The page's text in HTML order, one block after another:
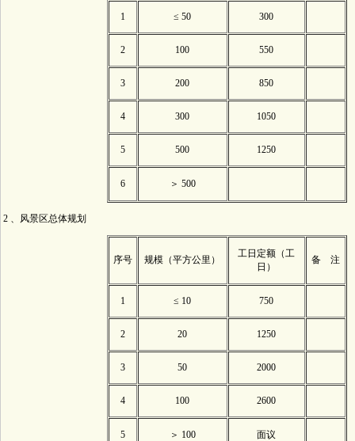
1 ≤ 50 300
2 100 550
3 200 850
4 300 1050
5 500 1250
6 ＞ 500
2 、风景区总体规划
序号 规模（平方公里）
工日定额（工
日）
备 注
1 ≤ 10 750
2 20 1250
3 50 2000
4 100 2600
5 ＞ 100 面议